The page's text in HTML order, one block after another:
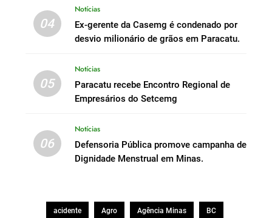
04
Notícias
Ex-gerente da Casemg é condenado por
desvio milionário de grãos em Paracatu.
05
Notícias
Paracatu recebe Encontro Regional de
Empresários do Setcemg
06
Notícias
Defensoria Pública promove campanha de
Dignidade Menstrual em Minas.
acidente Agro Agência Minas BC